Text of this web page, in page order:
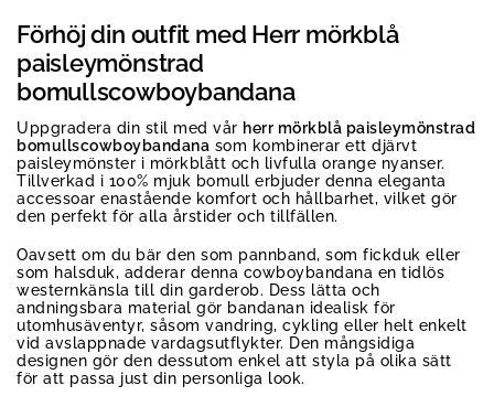
Förhöj din outfit med Herr mörkblå
paisleymönstrad
bomullscowboybandana
Uppgradera din stil med vår herr mörkblå paisleymönstrad
bomullscowboybandana som kombinerar ett djärvt
paisleymönster i mörkblått och livfulla orange nyanser.
Tillverkad i 100% mjuk bomull erbjuder denna eleganta
accessoar enastående komfort och hållbarhet, vilket gör
den perfekt för alla årstider och tillfällen.
Oavsett om du bär den som pannband, som fickduk eller
som halsduk, adderar denna cowboybandana en tidlös
westernkänsla till din garderob. Dess lätta och
andningsbara material gör bandanan idealisk för
utomhusäventyr, såsom vandring, cykling eller helt enkelt
vid avslappnade vardagsutflykter. Den mångsidiga
designen gör den dessutom enkel att styla på olika sätt
för att passa just din personliga look.